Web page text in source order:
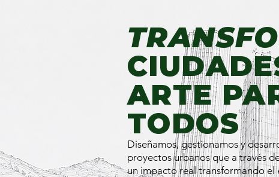
ARTE
TODOS
Diseñamos, gestionamos y
proyectos urbanos que a través
un impacto real transformando el